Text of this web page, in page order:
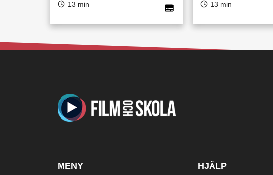
13 min 13 min
MENY HJÄLP